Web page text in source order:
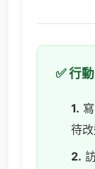
✅ 行
1.
待改
2.